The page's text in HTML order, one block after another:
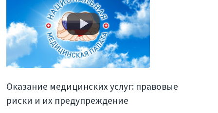
Оказание медицинских услуг: правовые
риски и их предупреждение